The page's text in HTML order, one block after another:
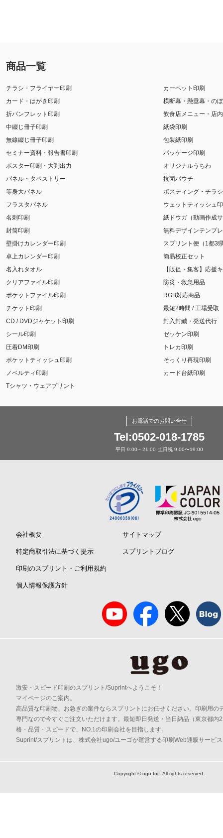
商品一覧
チラシ・フライヤー印刷
カード・はがき印刷
折パンフレット印刷
中綴じ冊子印刷
無線綴じ冊子印刷
セミナー資料・報告書印刷
ポスター印刷・大判出力
パネル・タペストリー
等身大パネル
フラスタパネル
名刺印刷
封筒印刷
壁掛けカレンダー印刷
卓上カレンダー印刷
名入れタオル
クリアファイル印刷
ポケットファイル印刷
チケット印刷
CD / DVDジャケット印刷
シール印刷
圧着DM印刷
ポケットティッシュ印刷
ノベルティ印刷
Tシャツ・ウェアプリント
カーペット印刷
横断幕・懸垂幕・の
飲食店メニュー・店
紙袋印刷
包装紙印刷
パッケージ印刷
オリジナルうちわ
抗菌パウチ
ポスティング・チラ
ウェットティッシュ
紙ドウガ（動画作成
無料デザインテンプ
スプリント便（1都3
簡易校正セット
【販促・集客】応援
防災・救急用品
RGB対応商品
最短2時間 / 工場受取
封入封緘・発送代行
ゼッケン印刷
トレカ印刷
そっくり再現印刷
カード台紙印刷
お電話でのお問い合せ
Tel:0502-018-1785
平日 9:00～21:00 土日祝 9:00〜19:00
会社概要
特定商取引法に基づく提示
印刷のスプリント・ご利用規約
個人情報保護方針
サイトマップ
スプリントブログ
激安・スピード印刷のスプリント/Suprintへようこそ！
マイページのご案内。
高品質な印刷物、お急ぎの案件ならスプリントにお任せください。印刷用の
専門なので今すぐご注文いただけます。最短即日発送・当日納品（東京都内
格・品質・スピードで、NO.1の印刷会社を目指します。
Suprint/スプリントは、株式会社ugo/ユーゴが運営する印刷Web通販サービ
Copyright © ugo Inc. All rights reserved.